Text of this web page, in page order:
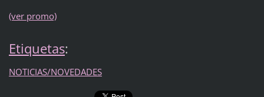
(ver promo)
Etiquetas:
NOTICIAS/NOVEDADES